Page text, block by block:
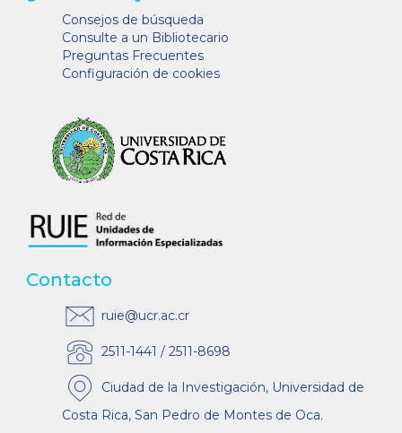
Consejos de búsqueda
Consulte a un Bibliotecario
Preguntas Frecuentes
Configuración de cookies
Contacto
ruie@ucr.ac.cr
2511-1441 / 2511-8698
Ciudad de la Investigación, Universidad de
Costa Rica, San Pedro de Montes de Oca.